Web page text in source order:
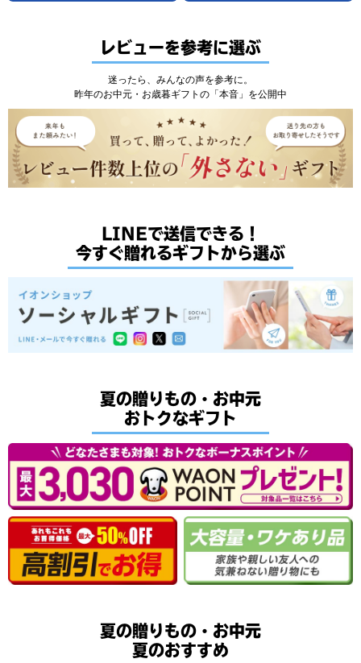
レビューを参考に選ぶ
迷ったら、みんなの声を参考に。
昨年のお中元・お歳暮ギフトの「本音」を公開中
LINEで送信できる！
今すぐ贈れるギフトから選ぶ
夏の贈りもの・お中元
おトクなギフト
夏の贈りもの・お中元
夏のおすすめ